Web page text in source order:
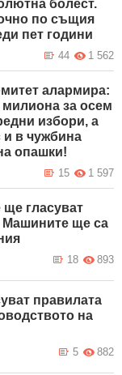
болест.
по същия
пет години
1 562
44
алармира:
милиона за осем
избори, а
и в чужбина
опашки!
1 597
15
ще гласуват
Машините ще са
893
18
правилата
на
882
5